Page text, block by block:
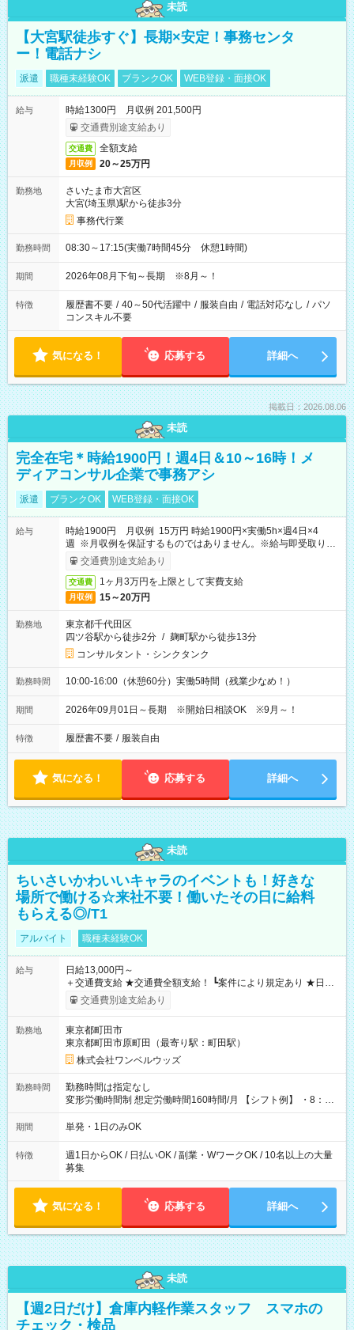
未読
【大宮駅徒歩すぐ】長期×安定！事務センタ
ー！電話ナシ
派遣 職種未経験OK ブランクOK WEB登録・面接OK
給与
時給1300円 月収例 201,500円
交通費別途支給あり
交通費 全額支給
月収例 20～25万円
勤務地
さいたま市大宮区
大宮(埼玉県)駅から徒歩3分
事務代行業
勤務時間 08:30～17:15(実働7時間45分 休憩1時間)
期間 2026年08月下旬～長期 ※8月～！
特徴 履歴書不要 / 40～50代活躍中 / 服装自由 / 電話対応なし / パソ
コンスキル不要
気になる！ 応募する 詳細へ
掲載日：2026.08.06
未読
完全在宅＊時給1900円！週4日＆10～16時！メ
ディアコンサル企業で事務アシ
派遣 ブランクOK WEB登録・面接OK
給与
時給1900円 月収例 15万円 時給1900円×実働5h×週4日×4
週 ※月収例を保証するものではありません。※給与即受取りサ
ービス利用可（利用条件有）
交通費別途支給あり
交通費 1ヶ月3万円を上限として実費支給
月収例 15～20万円
勤務地
東京都千代田区
四ツ谷駅から徒歩2分 / 麹町駅から徒歩13分
コンサルタント・シンクタンク
勤務時間 10:00-16:00（休憩60分）実働5時間（残業少なめ！）
期間 2026年09月01日～長期 ※開始日相談OK ※9月～！
特徴 履歴書不要 / 服装自由
気になる！ 応募する 詳細へ
未読
ちいさいかわいいキャラのイベントも！好きな
場所で働ける☆来社不要！働いたその日に給料
もらえる◎/T1
アルバイト 職種未経験OK
給与
日給13,000円～
＋交通費支給 ★交通費全額支給！ ┗案件により規定あり ★日払
いOK！（規定あり） ┗働いたその日に現金GET♪ お仕事後はコ
ンビニATMから 日払い分を引き落とせます！ 【試用期間】試
交通費別途支給あり
勤務地
東京都町田市
東京都町田市原町田（最寄り駅：町田駅）
株式会社ワンベルウッズ
勤務時間
勤務時間は指定なし
変形労働時間制 想定労働時間160時間/月 【シフト例】 ・8：00
～21：00
期間 単発・1日のみOK
特徴
週1日からOK / 日払いOK / 副業・WワークOK / 10名以上の大量
募集
気になる！ 応募する 詳細へ
未読
【週2日だけ】倉庫内軽作業スタッフ スマホの
チェック・検品